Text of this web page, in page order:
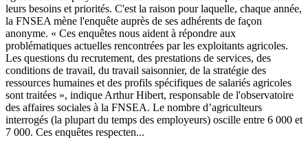
leurs besoins et priorités. C'est la raison pour laquelle, chaque année,
la FNSEA mène l'enquête auprès de ses adhérents de façon
anonyme. « Ces enquêtes nous aident à répondre aux
problématiques actuelles rencontrées par les exploitants agricoles.
Les questions du recrutement, des prestations de services, des
conditions de travail, du travail saisonnier, de la stratégie des
ressources humaines et des profils spécifiques de salariés agricoles
sont traitées », indique Arthur Hibert, responsable de l'observatoire
des affaires sociales à la FNSEA. Le nombre d’agriculteurs
interrogés (la plupart du temps des employeurs) oscille entre 6 000 et
7 000. Ces enquêtes respecten...